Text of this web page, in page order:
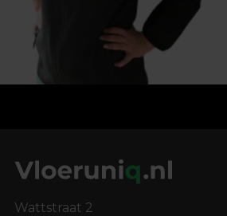
Wattstraat 2